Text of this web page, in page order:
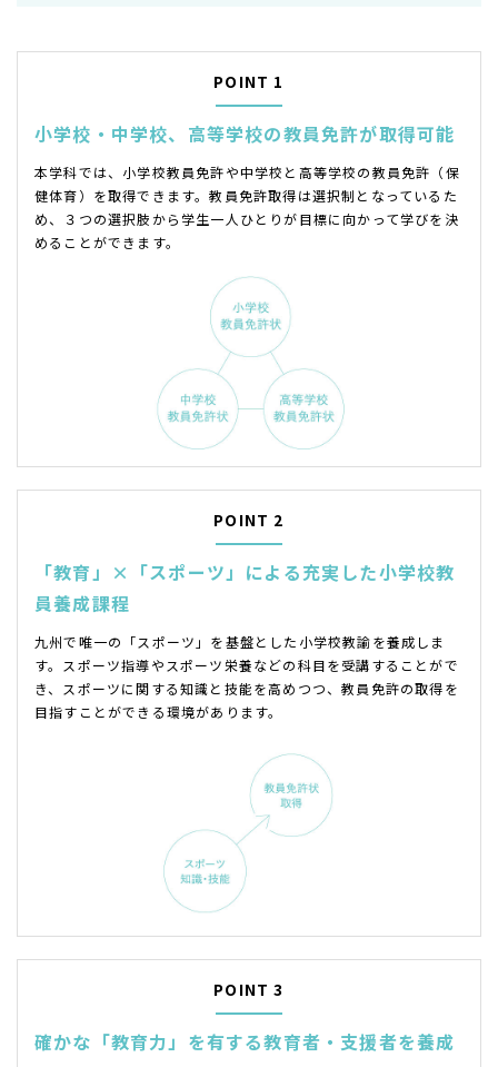
POINT 1
小学校・中学校、高等学校の教員免許が取得可能
本学科では、小学校教員免許や中学校と高等学校の教員免許（保
健体育）を取得できます。教員免許取得は選択制となっているた
め、３つの選択肢から学生一人ひとりが目標に向かって学びを決
めることができます。
POINT 2
「教育」×「スポーツ」による充実した小学校教
員養成課程
九州で唯一の「スポーツ」を基盤とした小学校教諭を養成しま
す。スポーツ指導やスポーツ栄養などの科目を受講することがで
き、スポーツに関する知識と技能を高めつつ、教員免許の取得を
目指すことができる環境があります。
POINT 3
確かな「教育力」を有する教育者・支援者を養成